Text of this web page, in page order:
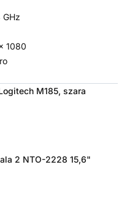
GHz
1080
M185, szara
2 NTO-2228 15,6"